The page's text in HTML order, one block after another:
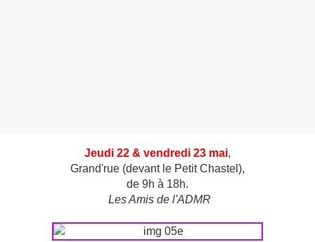
Jeudi 22 & vendredi 23 mai,
Grand'rue (devant le Petit Chastel),
de 9h à 18h.
Les Amis de l'ADMR